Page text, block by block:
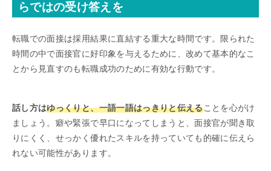
らではの受け答えを
転職での面接は採用結果に直結する重大な時間です。限られた
時間の中で面接官に好印象を与えるために、改めて基本的なこ
とから見直すのも転職成功のために有効な行動です。
話し方はゆっくりと、一語一語はっきりと伝えることを心がけ
ましょう。癖や緊張で早口になってしまうと、面接官が聞き取
りにくく、せっかく優れたスキルを持っていても的確に伝えら
れない可能性があります。